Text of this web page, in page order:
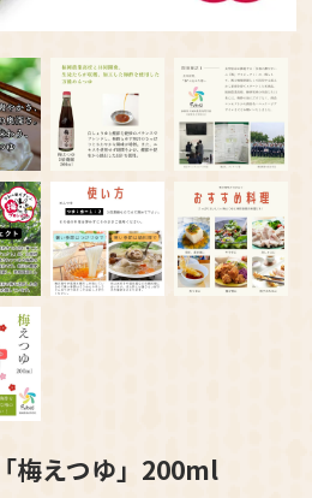
梅えつゆ」200ml